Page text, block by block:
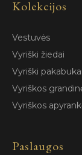
Kolekcijos
Vestuvės
Vyriški žiedai
Vyriški pakabukai
Vyriškos
Vyriškos
Paslaugos